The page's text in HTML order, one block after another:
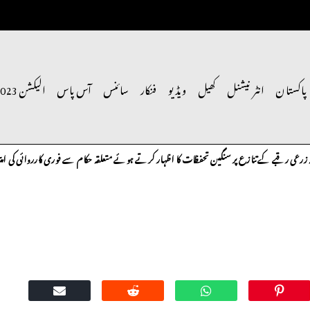
پاکستان انٹر نیشنل کھیل ویڈیو فنکار سائنس آس پاس الیکشن 2023
کے تنازع پر سنگین تحفظات کا اظہار کرتے ہوئے متعلقہ حکام سے فوری کارروائی کی اپیل کی